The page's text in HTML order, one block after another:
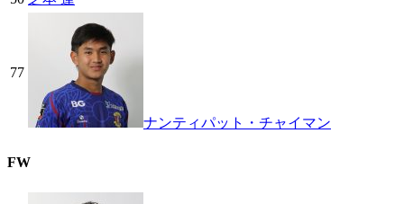
77
ナンティパット・チャイマン
FW